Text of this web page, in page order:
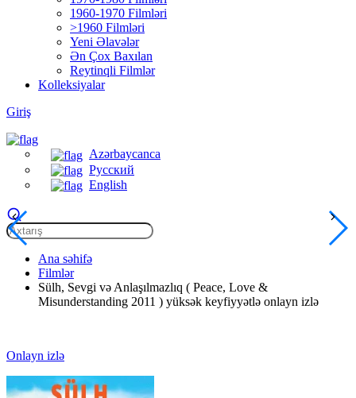
1960-1970 Filmləri
>1960 Filmləri
Yeni Əlavələr
Ən Çox Baxılan
Reytinqli Filmlər
Kolleksiyalar
Giriş
Azərbaycanca
Русский
English
Ana səhifə
Filmlər
Sülh, Sevgi və Anlaşılmazlıq ( Peace, Love &
Misunderstanding 2011 ) yüksək keyfiyyətlə onlayn izlə
Onlayn izlə